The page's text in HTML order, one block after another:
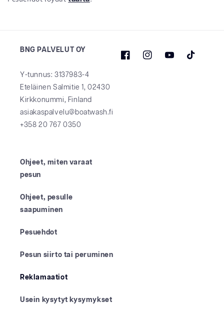
BNG PALVELUT OY
Y-tunnus: 3137983-4
Eteläinen Salmitie 1, 02430
Kirkkonummi, Finland
asiakaspalvelu@boatwash.fi
+358 20 767 0350
Ohjeet, miten varaat
pesun
Ohjeet, pesulle
saapuminen
Pesuehdot
Pesun siirto tai peruminen
Reklamaatiot
Usein kysytyt kysymykset
FacebookInstagramYouTubeTikTok